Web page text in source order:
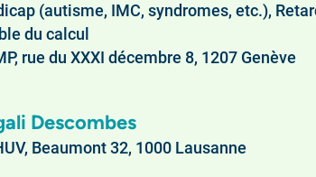
(autisme, IMC, syndromes, etc.),
du calcul
rue du XXXI décembre 8, 1207 Genève
Descombes
Beaumont 32, 1000 Lausanne